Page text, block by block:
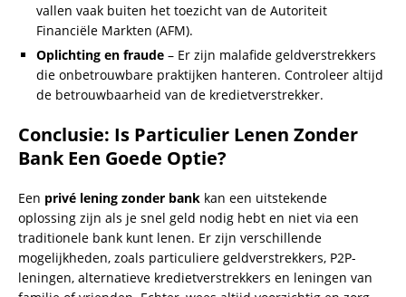
vallen vaak buiten het toezicht van de Autoriteit
Financiële Markten (AFM).
Oplichting en fraude – Er zijn malafide geldverstrekkers
die onbetrouwbare praktijken hanteren. Controleer altijd
de betrouwbaarheid van de kredietverstrekker.
Conclusie: Is Particulier Lenen Zonder
Bank Een Goede Optie?
Een privé lening zonder bank kan een uitstekende
oplossing zijn als je snel geld nodig hebt en niet via een
traditionele bank kunt lenen. Er zijn verschillende
mogelijkheden, zoals particuliere geldverstrekkers, P2P-
leningen, alternatieve kredietverstrekkers en leningen van